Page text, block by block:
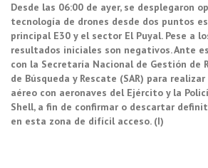
Desde las 06:00 de ayer, se desplegaron
tecnología de drones desde dos puntos
principal E30 y el sector El Puyal. Pese a
resultados iniciales son negativos. Ante
con la Secretaría Nacional de Gestión de
de Búsqueda y Rescate (SAR) para
aéreo con aeronaves del Ejército y la
Shell, a fin de confirmar o descartar
en esta zona de difícil acceso. (I)